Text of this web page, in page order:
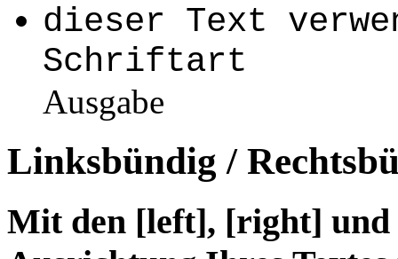
dieser Text
Schriftart
Ausgabe
Linksbündig /
Mit den [left], [right] und